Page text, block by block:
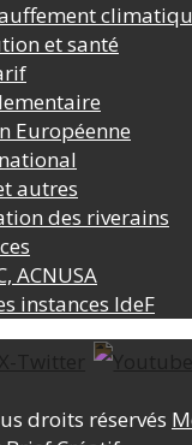
et santé
Européenne
autres
des riverains
ACNUSA
instances IdeF
droits réservés